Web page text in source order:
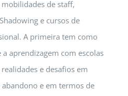
de staff,
e cursos de
A primeira tem como
aprendizagem com escolas
e desafios em
e em termos de